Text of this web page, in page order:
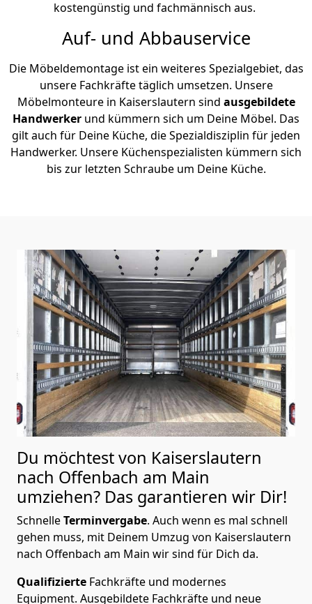
kostengünstig und fachmännisch aus.
Auf- und Abbauservice
Die Möbeldemontage ist ein weiteres Spezialgebiet, das
unsere Fachkräfte täglich umsetzen. Unsere
Möbelmonteure in Kaiserslautern sind ausgebildete
Handwerker und kümmern sich um Deine Möbel. Das
gilt auch für Deine Küche, die Spezialdisziplin für jeden
Handwerker. Unsere Küchenspezialisten kümmern sich
bis zur letzten Schraube um Deine Küche.
Du möchtest von Kaiserslautern
nach Offenbach am Main
umziehen? Das garantieren wir Dir!
SchnelleTerminvergabe. Auch wenn es mal schnell
gehen muss, mit Deinem Umzug von Kaiserslautern
nach Offenbach am Main wir sind für Dich da.
Qualifizierte Fachkräfte und modernes
Equipment. Ausgebildete Fachkräfte und neue